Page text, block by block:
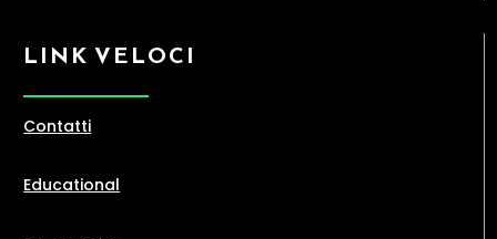
LINK VELOCI
Contatti
Educational